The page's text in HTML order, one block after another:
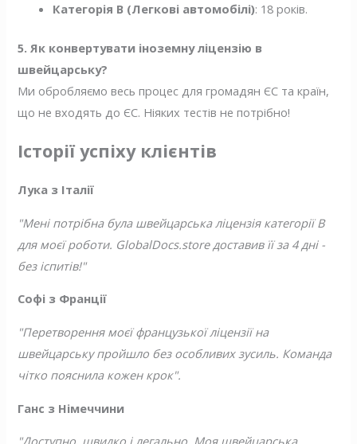
Категорія B (Легкові автомобілі): 18 років.
5. Як конвертувати іноземну ліцензію в
швейцарську?
Ми обробляємо весь процес для громадян ЄС та країн,
що не входять до ЄС. Ніяких тестів не потрібно!
Історії успіху клієнтів
Лука з Італії
"Мені потрібна була швейцарська ліцензія категорії B
для моєї роботи. GlobalDocs.store доставив її за 4 дні -
без іспитів!"
Софі з Франції
"Перетворення моєї французької ліцензії на
швейцарську пройшло без особливих зусиль. Команда
чітко пояснила кожен крок".
Ганс з Німеччини